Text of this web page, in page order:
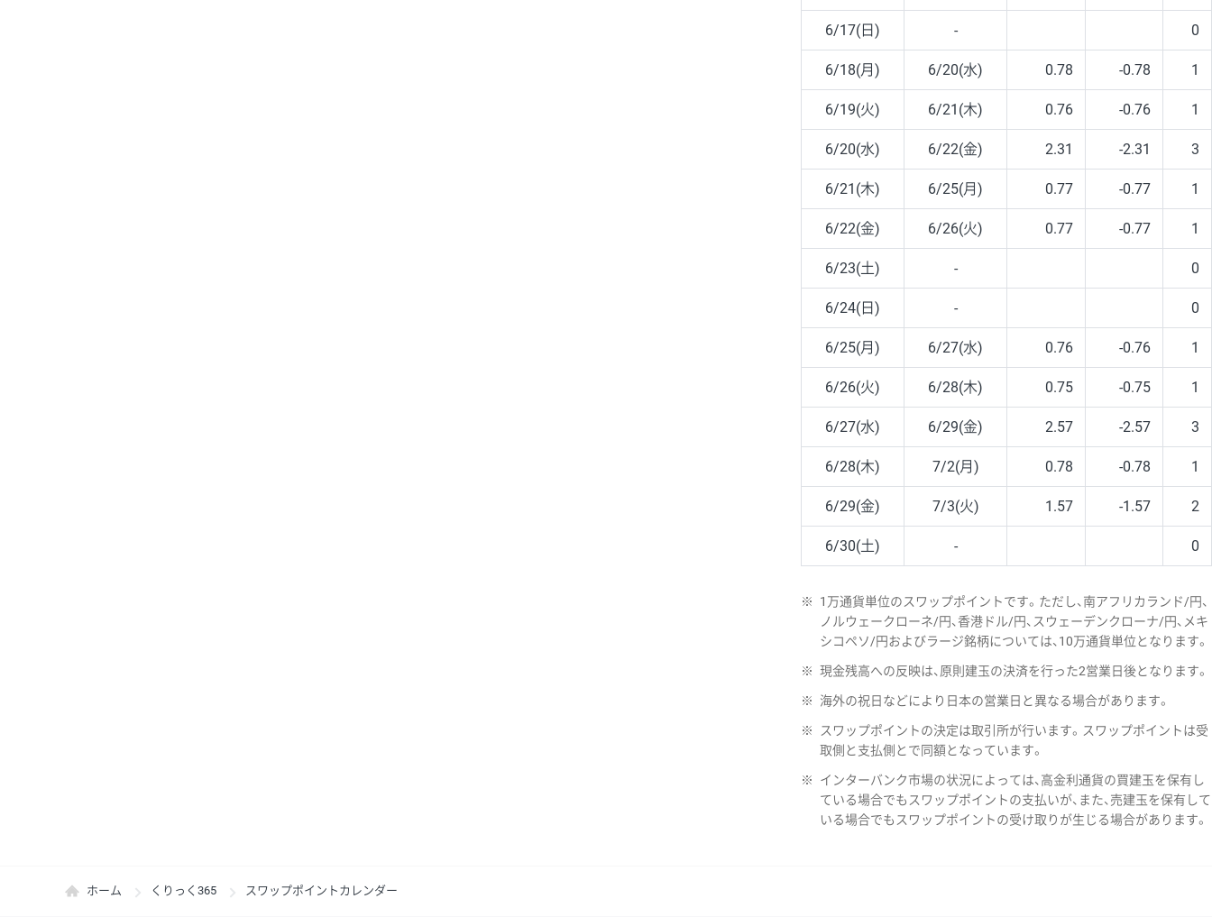
6/17(日) - 0
6/18(月) 6/20(水) 0.78 -0.78 1
6/19(火) 6/21(木) 0.76 -0.76 1
6/20(水) 6/22(金) 2.31 -2.31 3
6/21(木) 6/25(月) 0.77 -0.77 1
6/22(金) 6/26(火) 0.77 -0.77 1
6/23(土) - 0
6/24(日) - 0
6/25(月) 6/27(水) 0.76 -0.76 1
6/26(火) 6/28(木) 0.75 -0.75 1
6/27(水) 6/29(金) 2.57 -2.57 3
6/28(木) 7/2(月) 0.78 -0.78 1
6/29(金) 7/3(火) 1.57 -1.57 2
6/30(土) - 0
※
1万通貨単位のスワップポイントです。ただし、南アフリカランド/円、
ノルウェークローネ/円、香港ドル/円、スウェーデンクローナ/円、メキ
シコペソ/円およびラージ銘柄については、10万通貨単位となります。
※ 現金残高への反映は、原則建玉の決済を行った2営業日後となります。
※ 海外の祝日などにより日本の営業日と異なる場合があります。
※
スワップポイントの決定は取引所が行います。スワップポイントは受
取側と支払側とで同額となっています。
※
インターバンク市場の状況によっては、高金利通貨の買建玉を保有し
ている場合でもスワップポイントの支払いが、また、売建玉を保有して
いる場合でもスワップポイントの受け取りが生じる場合があります。
ホーム くりっく365 スワップポイントカレンダー